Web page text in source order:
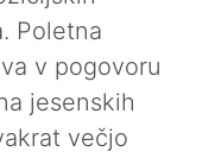
Poletna
v pogovoru
jesenskih
večjo